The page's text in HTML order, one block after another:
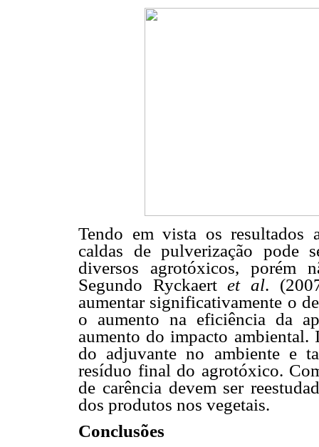
Tendo em vista os resultados
caldas de pulverização pode
diversos agrotóxicos, porém
Segundo Ryckaertet al.
aumentar significativamente o
o aumento na eficiência da
aumento do impacto ambiental.
do adjuvante no ambiente e
resíduo final do agrotóxico.
de carência devem ser
dos produtos nos vegetais.
Conclusões